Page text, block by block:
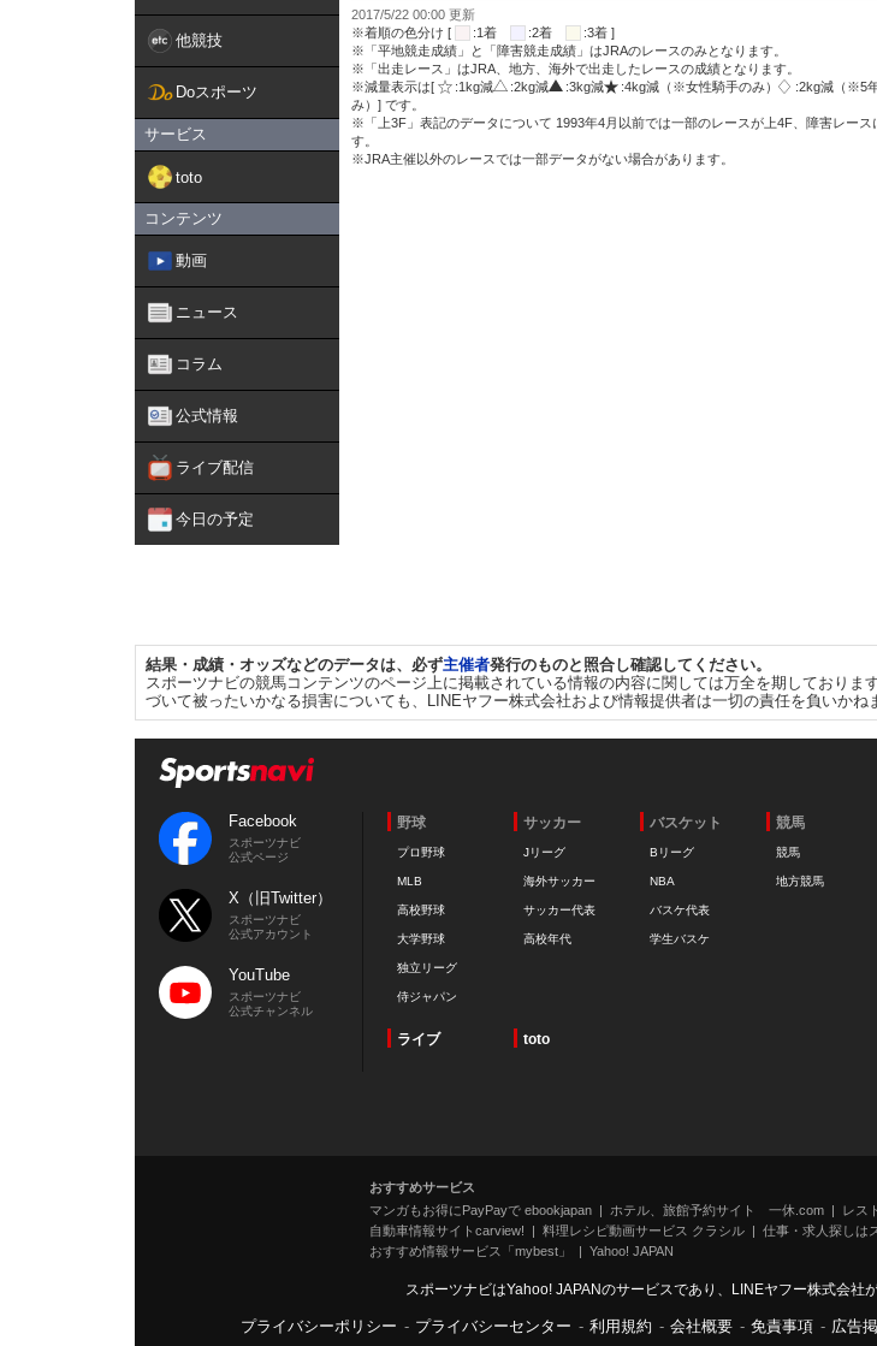
他競技
Doスポーツ
サービス
toto
コンテンツ
動画
ニュース
コラム
公式情報
ライブ配信
今日の予定
2017/5/22 00:00 更新
※着順の色分け [
:1着 :2着
:3着 ]
※「平地競走成績」と「障害競走成績」はJRAのレースのみとなります。
※「出走レース」はJRA、地方、海外で出走したレースの成績となります。
※減量表示は[
:1kg減 :2kg減 :3kg減 :4kg減（※女性騎手のみ）
:2kg減（※5
み）] です。
※「上3F」表記のデータについて 1993年4月以前では一部のレースが上4F、障害レー
す。
※JRA主催以外のレースでは一部データがない場合があります。
結果・成績・オッズなどのデータは、必ず主催者発行のものと照合し確認してください。
スポーツナビの競馬コンテンツのページ上に掲載されている情報の内容に関しては万全を期しており
づいて被ったいかなる損害についても、LINEヤフー株式会社および情報提供者は一切の責任を負いかね
Facebook
スポーツナビ
公式ページ
X（旧Twitter）
スポーツナビ
公式アカウント
YouTube
スポーツナビ
公式チャンネル
野球
プロ野球
MLB
高校野球
大学野球
独立リーグ
侍ジャパン
サッカー
Jリーグ
海外サッカー
サッカー代表
高校年代
バスケット
Bリーグ
NBA
バスケ代表
学生バスケ
競馬
競馬
地方競馬
ライブ toto
おすすめサービス
マンガもお得にPayPayで ebookjapan
ホテル、旅館予約サイト 一休.com
レス
自動車情報サイトcarview!
料理レシピ動画サービス クラシル 仕事・求人探しは
おすすめ情報サービス「mybest」
Yahoo! JAPAN
スポーツナビはYahoo! JAPANのサービスであり、LINEヤフー株式会社
プライバシーポリシー - プライバシーセンター - 利用規約 - 会社概要 - 免責事項 - 広告